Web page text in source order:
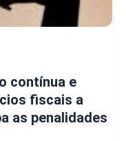
contínua e
fiscais a
as penalidades